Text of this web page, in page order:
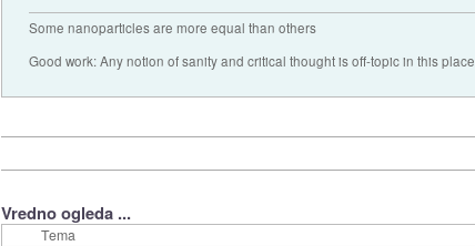
Some nanoparticles are more equal than others
Good work: Any notion of sanity and critical thought is off-topic in this place
Vredno ogleda ...
Tema